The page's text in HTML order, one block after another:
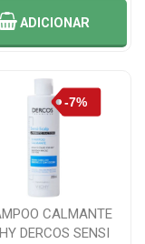
ADICIONAR
CALMANTE
DERCOS SENSI